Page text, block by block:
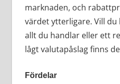
marknaden, och
värdet ytterligare. Vill du
allt du handlar eller ett
lågt valutapåslag finns
Fördelar